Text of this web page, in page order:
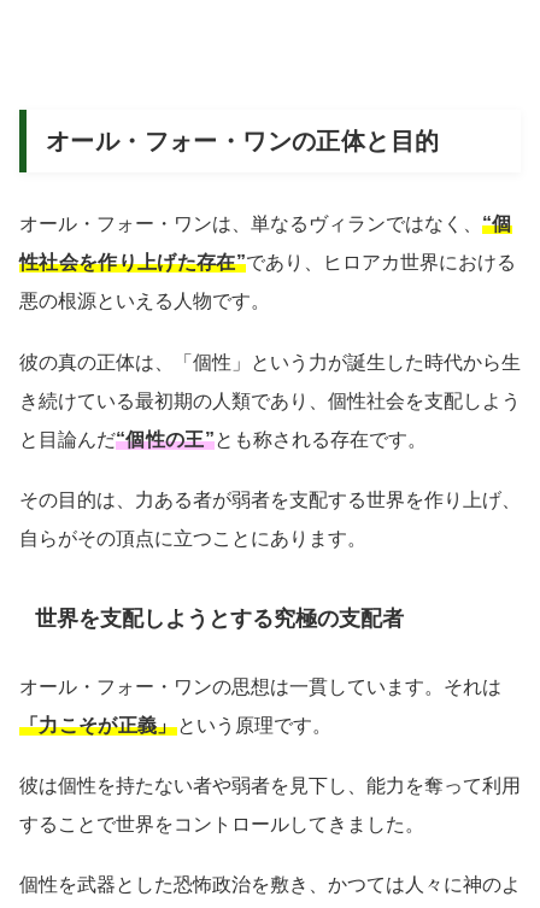
オール・フォー・ワンの正体と目的
オール・フォー・ワンは、単なるヴィランではなく、 “個
性社会を作り上げた存在”であり、ヒロアカ世界における
悪の根源といえる人物です。
彼の真の正体は、「個性」という力が誕生した時代から生
き続けている最初期の人類であり、個性社会を支配しよう
と目論んだ“個性の王”とも称される存在です。
その目的は、力ある者が弱者を支配する世界を作り上げ、
自らがその頂点に立つことにあります。
世界を支配しようとする究極の支配者
オール・フォー・ワンの思想は一貫しています。それは
「力こそが正義」という原理です。
彼は個性を持たない者や弱者を見下し、能力を奪って利用
することで世界をコントロールしてきました。
個性を武器とした恐怖政治を敷き、かつては人々に神のよ